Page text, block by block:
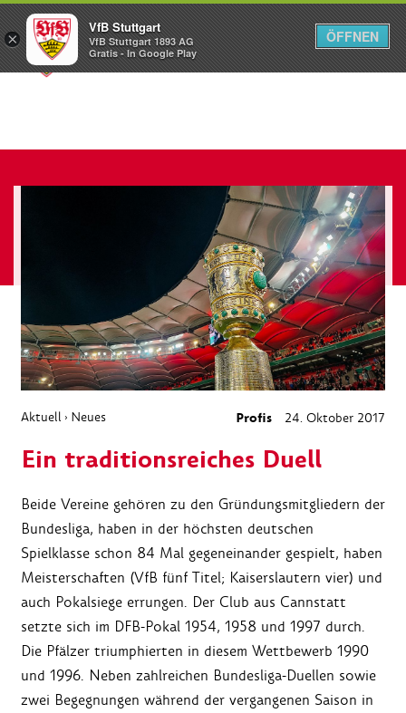
Menü
Aktuell › Neues Profis 24. Oktober 2017
Ein traditionsreiches Duell
Beide Vereine gehören zu den Gründungsmitgliedern der
Bundesliga, haben in der höchsten deutschen
Spielklasse schon 84 Mal gegeneinander gespielt, haben
Meisterschaften (VfB fünf Titel; Kaiserslautern vier) und
auch Pokalsiege errungen. Der Club aus Cannstatt
setzte sich im DFB-Pokal 1954, 1958 und 1997 durch.
Die Pfälzer triumphierten in diesem Wettbewerb 1990
und 1996. Neben zahlreichen Bundesliga-Duellen sowie
zwei Begegnungen während der vergangenen Saison in
×
VfB Stuttgart
VfB Stuttgart 1893 AG
Gratis - In Google Play
ÖFFNEN